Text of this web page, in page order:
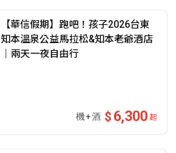
【華信假期】跑吧！孩子2026台東
知本溫泉公益馬拉松&知本老爺酒店
｜兩天一夜自由行
6,300 起